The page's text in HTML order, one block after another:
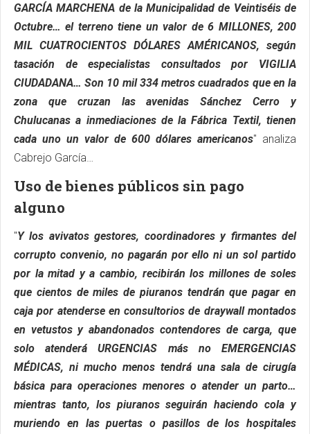
GARCÍA MARCHENA de la Municipalidad de Veintiséis de
Octubre… el terreno tiene un valor de 6 MILLONES, 200
MIL CUATROCIENTOS DÓLARES AMÉRICANOS, según
tasación de especialistas consultados por VIGILIA
CIUDADANA… Son 10 mil 334 metros cuadrados que en la
zona que cruzan las avenidas Sánchez Cerro y
Chulucanas a inmediaciones de la Fábrica Textil, tienen
cada uno un valor de 600 dólares americanos" analiza
Cabrejo García…
Uso de bienes públicos sin pago
alguno
"Y los avivatos gestores, coordinadores y firmantes del
corrupto convenio, no pagarán por ello ni un sol partido
por la mitad y a cambio, recibirán los millones de soles
que cientos de miles de piuranos tendrán que pagar en
caja por atenderse en consultorios de draywall montados
en vetustos y abandonados contendores de carga, que
solo atenderá URGENCIAS más no EMERGENCIAS
MÉDICAS, ni mucho menos tendrá una sala de cirugía
básica para operaciones menores o atender un parto…
mientras tanto, los piuranos seguirán haciendo cola y
muriendo en las puertas o pasillos de los hospitales